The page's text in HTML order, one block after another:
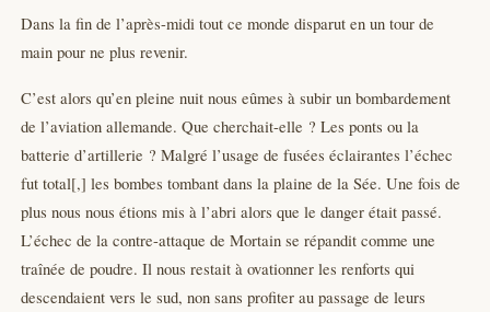
Dans la fin de l’après-midi tout ce monde disparut en un tour de
main pour ne plus revenir.
C’est alors qu’en pleine nuit nous eûmes à subir un bombardement
de l’aviation allemande. Que cherchait-elle ? Les ponts ou la
batterie d’artillerie ? Malgré l’usage de fusées éclairantes l’échec
fut total[,] les bombes tombant dans la plaine de la Sée. Une fois de
plus nous nous étions mis à l’abri alors que le danger était passé.
L’échec de la contre-attaque de Mortain se répandit comme une
traînée de poudre. Il nous restait à ovationner les renforts qui
descendaient vers le sud, non sans profiter au passage de leurs